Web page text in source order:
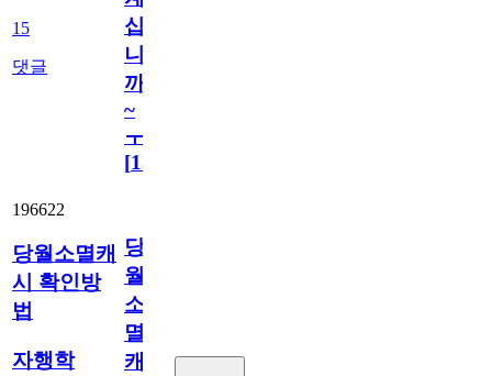
15
댓글
십
니
까
~
ㅜ
[15
196622
당월소멸캐
시 확인방
법
자행학
당
월
소
멸
캐